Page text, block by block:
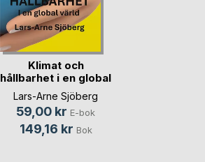
Klimat och
hållbarhet i en global
(...)
Lars-Arne Sjöberg
59,00 kr E-bok
149,16 kr Bok